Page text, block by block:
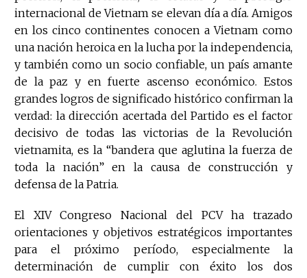
internacional de Vietnam se elevan día a día. Amigos
en los cinco continentes conocen a Vietnam como
una nación heroica en la lucha por la independencia,
y también como un socio confiable, un país amante
de la paz y en fuerte ascenso económico. Estos
grandes logros de significado histórico confirman la
verdad: la dirección acertada del Partido es el factor
decisivo de todas las victorias de la Revolución
vietnamita, es la “bandera que aglutina la fuerza de
toda la nación” en la causa de construcción y
defensa de la Patria.
El XIV Congreso Nacional del PCV ha trazado
orientaciones y objetivos estratégicos importantes
para el próximo período, especialmente la
determinación de cumplir con éxito los dos